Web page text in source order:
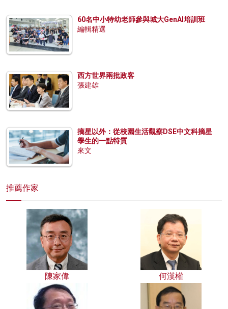
60名中小特幼老師參與城大GenAI培訓班
編輯精選
西方世界兩批政客
張建雄
摘星以外：從校園生活觀察DSE中文科摘星
學生的一點特質
來文
推薦作家
陳家偉 何漢權